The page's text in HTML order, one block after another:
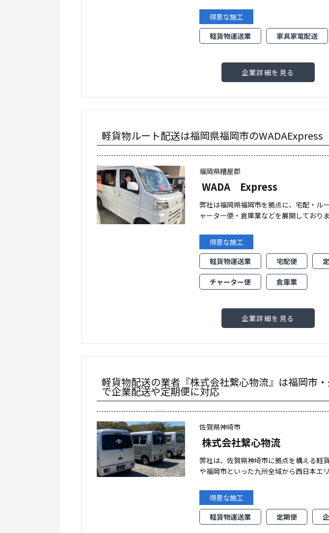
得意な施工
軽貨物運送業
家具家電配送
企業詳細を見る
軽貨物ルート配送は福岡県福岡市のWADAExpress
福岡県糟屋郡
WADA Express
弊社は福岡県福岡市を拠点に、宅配・ル
ャーター便・倉庫業などを展開しており
得意な施工
軽貨物運送業
宅配便
チャーター便 倉庫業
企業詳細を見る
軽貨物配送の業者『株式会社繋心物流』は福岡市
で企業配送や定期便に対応
佐賀県神埼市
株式会社繋心物流
弊社は、佐賀県神埼市に拠点を構える軽
や福岡市といった九州全域から西日本エ
得意な施工
軽貨物運送業
定期便